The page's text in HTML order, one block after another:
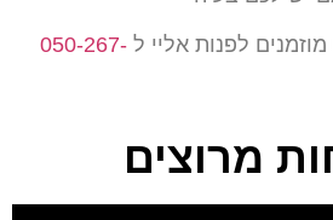
לפנות אליי ל 050-267-
מרוצים